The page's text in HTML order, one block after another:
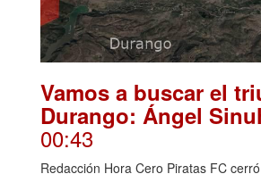
Vamos a buscar el
Durango: Ángel
00:43
Redacción Hora Cero Piratas FC